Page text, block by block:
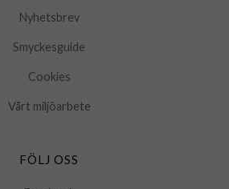
Nyhetsbrev
Smyckesguide
Cookies
Vårt miljöarbete
FÖLJ OSS